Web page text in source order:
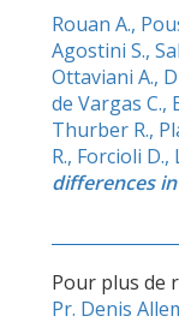
Rouan A.,
Agostini S.,
Ottaviani A.,
de Vargas C.,
Thurber R.,
R., Forcioli D.,
differences
Pour plus de
Pr. Denis